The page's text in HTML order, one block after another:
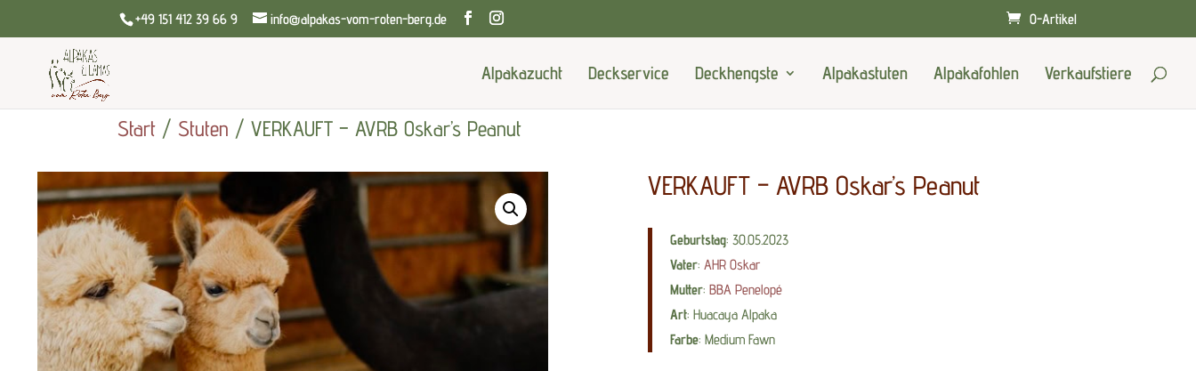
+49 151 412 39 66 9 info@alpakas-vom-roten-berg.de 0-Artikel
Alpakazucht Deckservice Deckhengste Alpakastuten Alpakafohlen Verkaufstiere
Start / Stuten / VERKAUFT – AVRB Oskar’s Peanut
VERKAUFT – AVRB Oskar’s Peanut
Geburtstag: 30.05.2023
Vater: AHR Oskar
Mutter: BBA Penelopé
Art: Huacaya Alpaka
Farbe: Medium Fawn